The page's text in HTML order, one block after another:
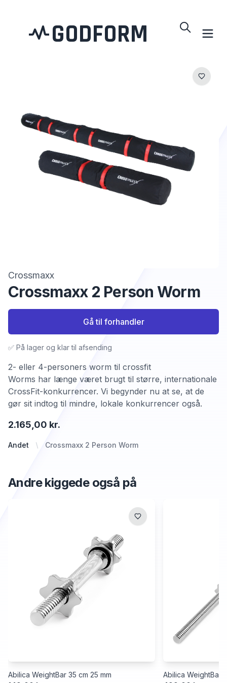
GODFORM
Crossmaxx
Crossmaxx 2 Person Worm
Andet Crossmaxx 2 Person Worm
2.165,00 kr.
2- eller 4-personers worm til crossfit
Worms har længe været brugt til større, internationale
CrossFit-konkurrencer. Vi begynder nu at se, at de
gør sit indtog til mindre, lokale konkurrencer også.
✅ På lager og klar til afsending
Gå til forhandler
Andre kiggede også på
Abilica WeightBar 35 cm 25 mm Abilica WeightBar